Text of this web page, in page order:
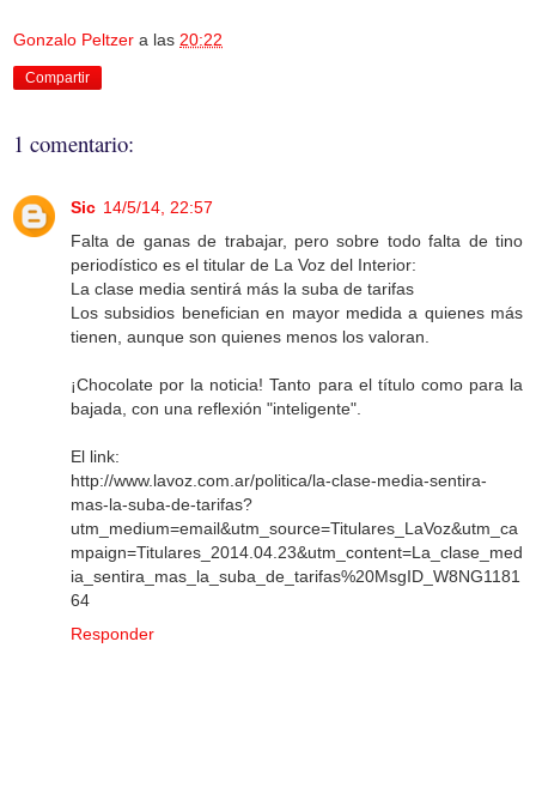
Gonzalo Peltzer a las 20:22
Compartir
1 comentario:
Sic 14/5/14, 22:57
Falta de ganas de trabajar, pero sobre todo falta de tino
periodístico es el titular de La Voz del Interior:
La clase media sentirá más la suba de tarifas
Los subsidios benefician en mayor medida a quienes más
tienen, aunque son quienes menos los valoran.
¡Chocolate por la noticia! Tanto para el título como para la
bajada, con una reflexión "inteligente".
El link:
http://www.lavoz.com.ar/politica/la-clase-media-sentira-
mas-la-suba-de-tarifas?
utm_medium=email&utm_source=Titulares_LaVoz&utm_ca
mpaign=Titulares_2014.04.23&utm_content=La_clase_med
ia_sentira_mas_la_suba_de_tarifas%20MsgID_W8NG1181
64
Responder